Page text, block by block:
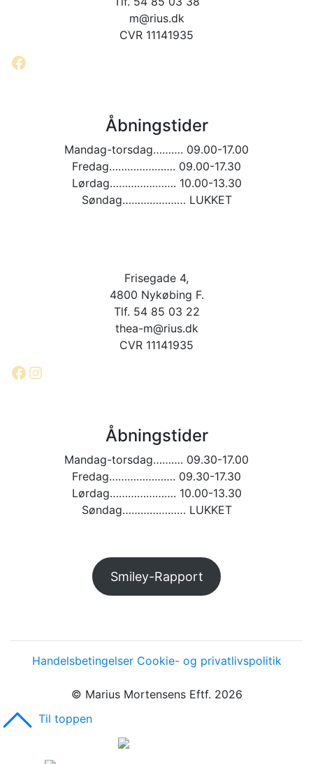
m@rius.dk
CVR 11141935
Facebook
Åbningstider
Mandag-torsdag………. 09.00-17.00
Fredag…………………. 09.00-17.30
Lørdag…………………. 10.00-13.30
Søndag………………… LUKKET
Frisegade 4,
4800 Nykøbing F.
Tlf. 54 85 03 22
thea-m@rius.dk
CVR 11141935
Facebook
Instagram
Åbningstider
Mandag-torsdag………. 09.30-17.00
Fredag…………………. 09.30-17.30
Lørdag…………………. 10.00-13.30
Søndag………………… LUKKET
Smiley-Rapport
Handelsbetingelser Cookie- og privatlivspolitik
© Marius Mortensens Eftf. 2026
Til toppen